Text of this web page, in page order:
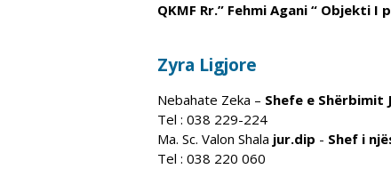
QKMF Rr.” Fehmi Agani “ Objekti I
Zyra Ligjore
Nebahate Zeka – Shefe e Shërbimit
Tel : 038 229-224
Ma. Sc. Valon Shala jur.dip - Shef i
Tel : 038 220 060